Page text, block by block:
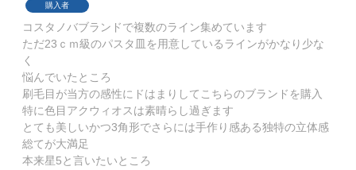
購入者
コスタノバブランドで複数のライン集めています
ただ23ｃｍ級のパスタ皿を用意しているラインがかなり少な
く
悩んでいたところ
刷毛目が当方の感性にドはまりしてこちらのブランドを購入
特に色目アクウィオスは素晴らし過ぎます
とても美しいかつ3角形でさらには手作り感ある独特の立体感
総てが大満足
本来星5と言いたいところ